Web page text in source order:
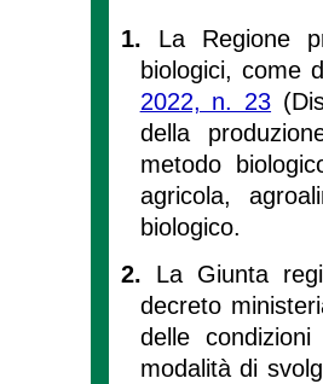
1. La Regione
biologici, come
2022, n. 23
della
metodo
agricola,
biologico.
2. La Giunta
decreto
delle
modalità di